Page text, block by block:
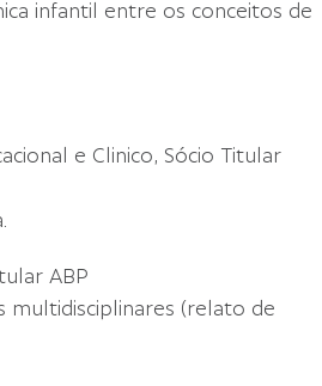
infantil entre os conceitos de
e Clinico, Sócio Titular
ABP
multidisciplinares (relato de